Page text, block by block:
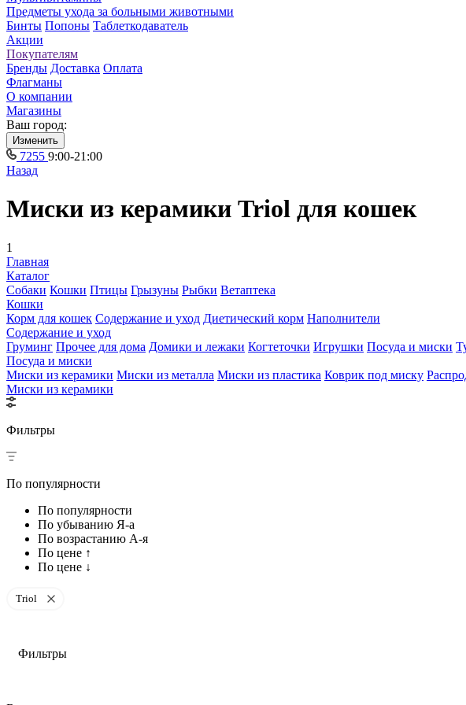
Предметы ухода за больными животными
Бинты Попоны Таблеткодаватель
Акции
Покупателям
Бренды Доставка Оплата
Флагманы
О компании
Магазины
Ваш город:
Изменить
7255 9:00-21:00
Назад
Миски из керамики Triol для кошек
1
Главная
Каталог
Собаки Кошки Птицы Грызуны Рыбки Ветаптека
Кошки
Корм для кошек Содержание и уход Диетический корм Наполнители
Содержание и уход
Груминг Прочее для дома Домики и лежаки Когтеточки Игрушки Посуда и миски
Посуда и миски
Миски из керамики Миски из металла Миски из пластика Коврик под миску
Миски из керамики
Фильтры
По популярности
По популярности
По убыванию Я-а
По возрастанию А-я
По цене ↑
По цене ↓
Triol
Фильтры